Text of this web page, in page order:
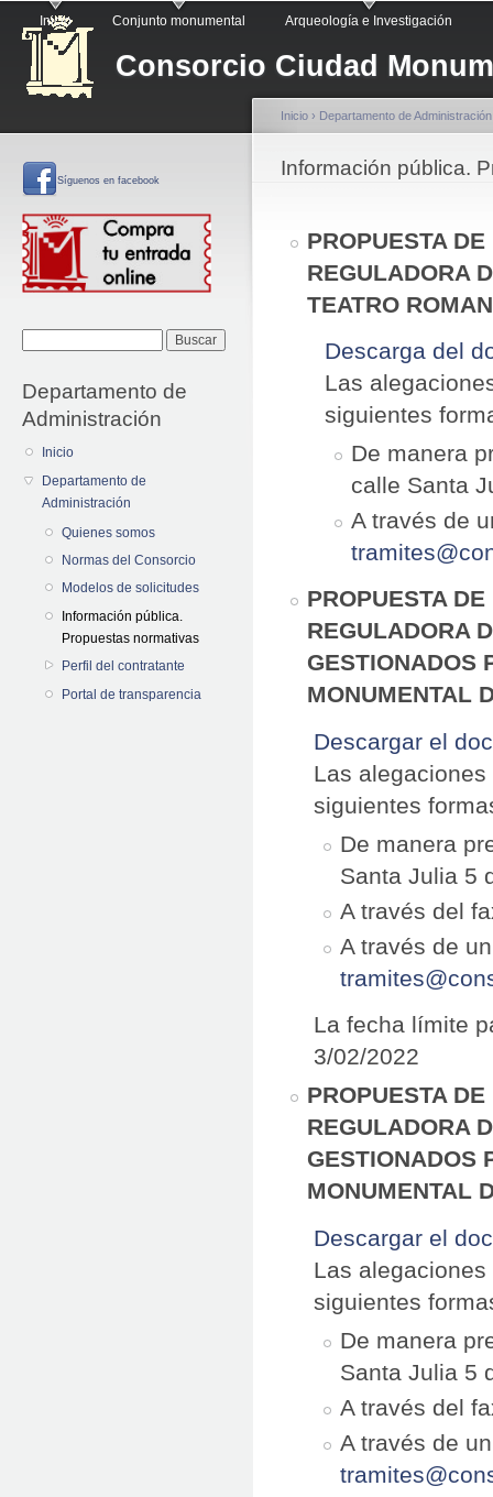
Consorcio Ciudad
Menú principal
Inicio Conjunto monumental Arqueología e Investigación
Síguenos en facebook
Departamento de
Administración
Inicio
Departamento de
Administración
Quienes somos
Normas del Consorcio
Modelos de solicitudes
Información pública.
Propuestas normativas
Perfil del contratante
Portal de transparencia
Se encuentra usted
Inicio › Departamento de Administración
Información pública.
PROPUESTA
REGULADORA
TEATRO
Descarga del
Las
siguientes
De manera
calle Santa
A través de
PROPUESTA
REGULADORA
GESTIONADOS
MONUMENTAL
Descargar el
Las
siguientes
De manera
Santa Julia 5
A través del
A través de
La fecha límite
3/02/2022
PROPUESTA
REGULADORA
GESTIONADOS
MONUMENTAL
Descargar el
Las
siguientes
De manera
Santa Julia 5
A través del
A través de